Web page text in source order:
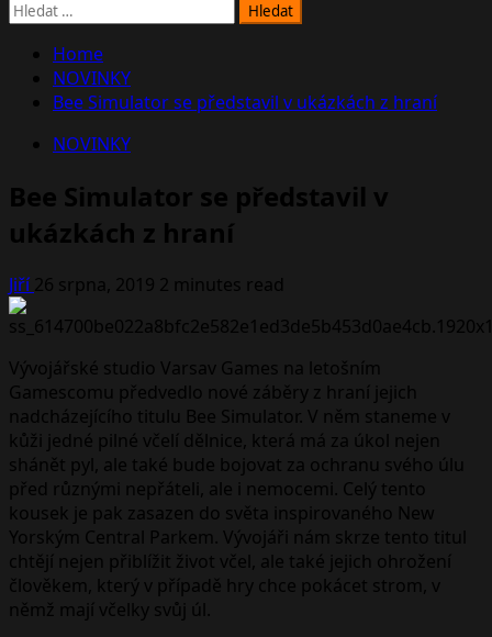
Vyhledávání
Home
NOVINKY
Bee Simulator se představil v ukázkách z hraní
NOVINKY
Bee Simulator se představil v
ukázkách z hraní
Jiří26 srpna, 2019 2 minutes read
Vývojářské studio Varsav Games na letošním
Gamescomu předvedlo nové záběry z hraní jejich
nadcházejícího titulu Bee Simulator. V něm staneme v
kůži jedné pilné včelí dělnice, která má za úkol nejen
shánět pyl, ale také bude bojovat za ochranu svého úlu
před různými nepřáteli, ale i nemocemi. Celý tento
kousek je pak zasazen do světa inspirovaného New
Yorským Central Parkem. Vývojáři nám skrze tento titul
chtějí nejen přiblížit život včel, ale také jejich ohrožení
člověkem, který v případě hry chce pokácet strom, v
němž mají včelky svůj úl.